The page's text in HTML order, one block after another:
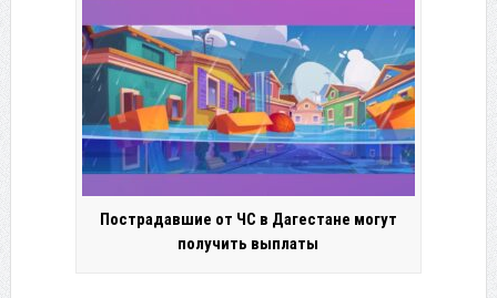
Пострадавшие от ЧС в Дагестане могут
получить выплаты